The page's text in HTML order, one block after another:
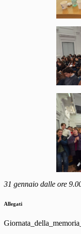
31 gennaio dalle ore
Allegati